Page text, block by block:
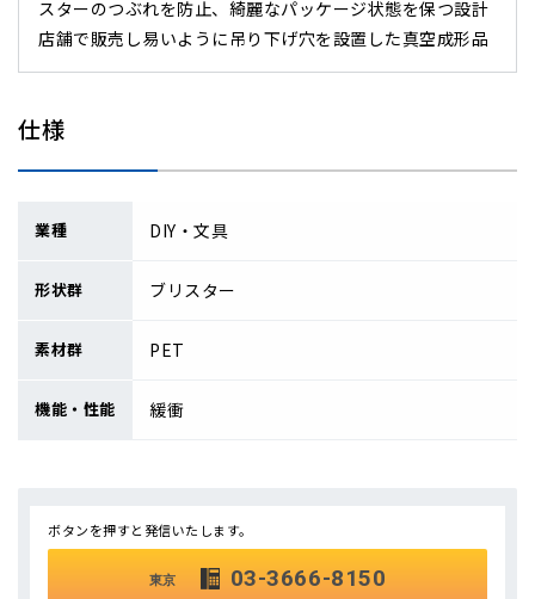
スターのつぶれを防止、綺麗なパッケージ状態を保つ設計
店舗で販売し易いように吊り下げ穴を設置した真空成形品
仕様
業種 DIY・文具
形状群 ブリスター
素材群 PET
機能・性能 緩衝
ボタンを押すと発信いたします。
東京 03-3666-8150